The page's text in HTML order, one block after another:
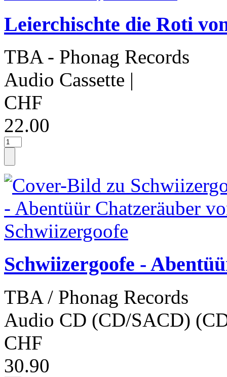
Leierchischte die Roti
TBA - Phonag Records
Audio Cassette |
CHF
22.00
Schwiizergoofe -
TBA / Phonag Records
Audio CD (CD/SACD)
CHF
30.90